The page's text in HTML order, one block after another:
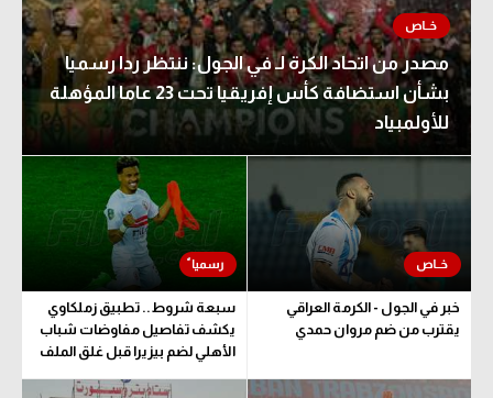
مصدر من اتحاد الكرة لـ في الجول: ننتظر ردا رسميا
بشأن استضافة كأس إفريقيا تحت 23 عاما المؤهلة
للأولمبياد
خبر في الجول - الكرمة العراقي
يقترب من ضم مروان حمدي
سبعة شروط.. تطبيق زملكاوي
يكشف تفاصيل مفاوضات شباب
الأهلي لضم بيزيرا قبل غلق الملف